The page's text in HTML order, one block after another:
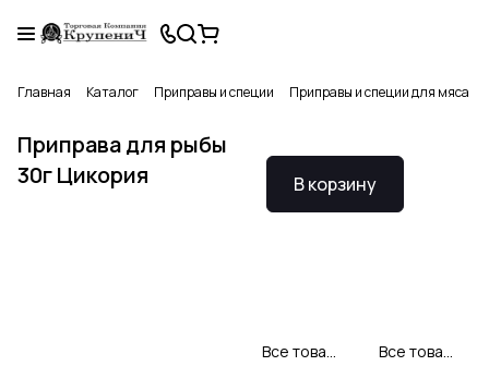
Главная Каталог Приправы и специи Приправы и специи для мяса и
Приправа для рыбы
30г Цикория
В корзину
Все товары CYKORIA S.A. Все товары категории